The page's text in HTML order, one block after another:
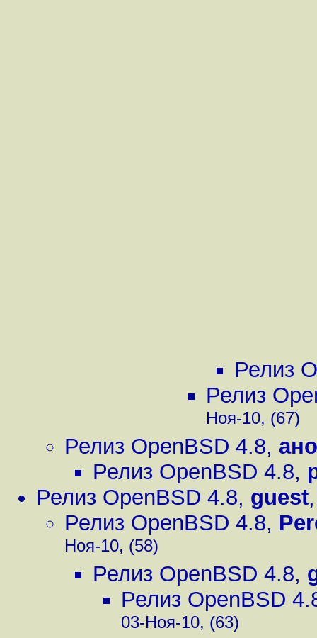
Релиз
Релиз
Ноя-10, (67)
Релиз OpenBSD 4.8,
Релиз OpenBSD 4.8,
Релиз OpenBSD 4.8, guest
Релиз OpenBSD 4.8,
Ноя-10, (58)
Релиз OpenBSD 4.8,
Релиз OpenBSD
03-Ноя-10, (63)